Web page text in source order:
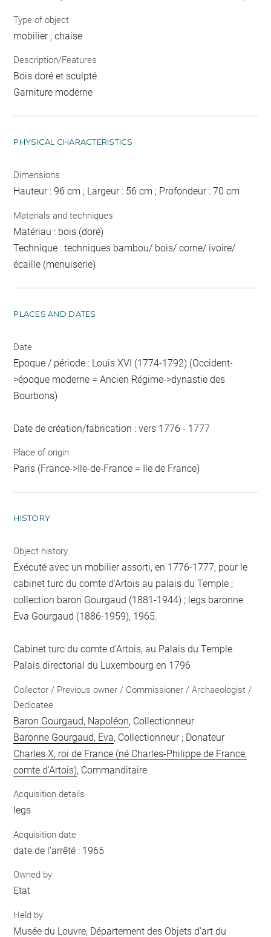
Type of object
mobilier ; chaise
Description/Features
Bois doré et sculpté
Garniture moderne
PHYSICAL CHARACTERISTICS
Dimensions
Hauteur : 96 cm ; Largeur : 56 cm ; Profondeur : 70 cm
Materials and techniques
Matériau : bois (doré)
Technique : techniques bambou/ bois/ corne/ ivoire/
écaille (menuiserie)
PLACES AND DATES
Date
Epoque / période : Louis XVI (1774-1792) (Occident-
>époque moderne = Ancien Régime->dynastie des
Bourbons)
Date de création/fabrication : vers 1776 - 1777
Place of origin
Paris (France->Ile-de-France = Ile de France)
HISTORY
Object history
Exécuté avec un mobilier assorti, en 1776-1777, pour le
cabinet turc du comte d'Artois au palais du Temple ;
collection baron Gourgaud (1881-1944) ; legs baronne
Eva Gourgaud (1886-1959), 1965.
Cabinet turc du comte d'Artois, au Palais du Temple
Palais directorial du Luxembourg en 1796
Collector / Previous owner / Commissioner / Archaeologist /
Dedicatee
Baron Gourgaud, Napoléon, Collectionneur
Baronne Gourgaud, Eva, Collectionneur ; Donateur
Charles X, roi de France (né Charles-Philippe de France,
comte d'Artois), Commanditaire
Acquisition details
legs
Acquisition date
date de l'arrêté : 1965
Owned by
Etat
Held by
Musée du Louvre, Département des Objets d'art du